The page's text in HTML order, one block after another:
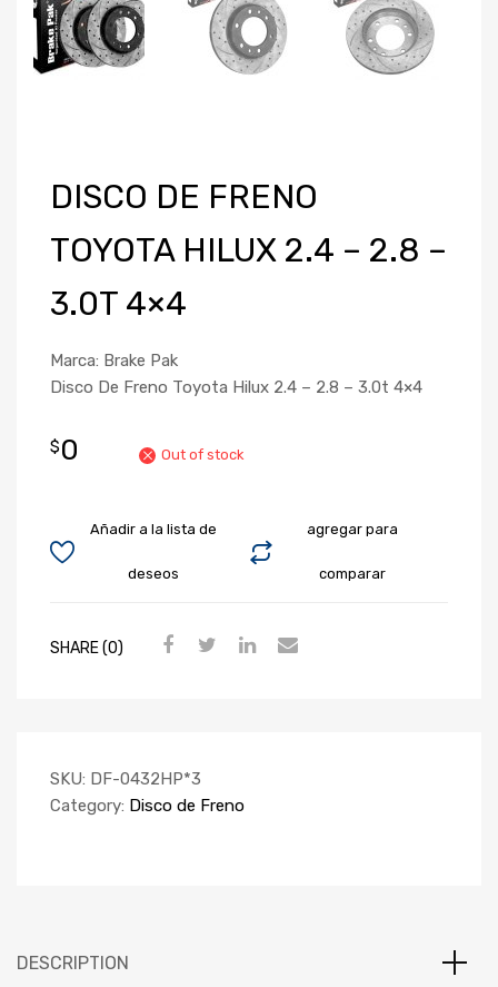
DISCO DE FRENO
TOYOTA HILUX 2.4 – 2.8 –
3.0T 4×4
Marca: Brake Pak
Disco De Freno Toyota Hilux 2.4 – 2.8 – 3.0t 4×4
$0 Out of stock
agregar para
comparar
Añadir a la lista de
deseos
SHARE (0)
SKU: DF-0432HP*3
Category: Disco de Freno
DESCRIPTION